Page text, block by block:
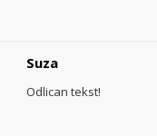
Suza
Odlican tekst!